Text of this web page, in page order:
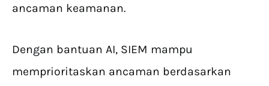
ancaman keamanan.
Dengan bantuan AI, SIEM mampu
memprioritaskan ancaman berdasarkan